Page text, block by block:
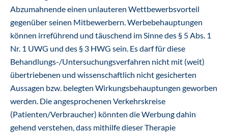
Abzumahnende einen unlauteren Wettbewerbsvorteil
gegenüber seinen Mitbewerbern. Werbebehauptungen
können irreführend und täuschend im Sinne des § 5 Abs. 1
Nr. 1 UWG und des § 3 HWG sein. Es darf für diese
Behandlungs-/Untersuchungsverfahren nicht mit (weit)
übertriebenen und wissenschaftlich nicht gesicherten
Aussagen bzw. belegten Wirkungsbehauptungen geworben
werden. Die angesprochenen Verkehrskreise
(Patienten/Verbraucher) könnten die Werbung dahin
gehend verstehen, dass mithilfe dieser Therapie